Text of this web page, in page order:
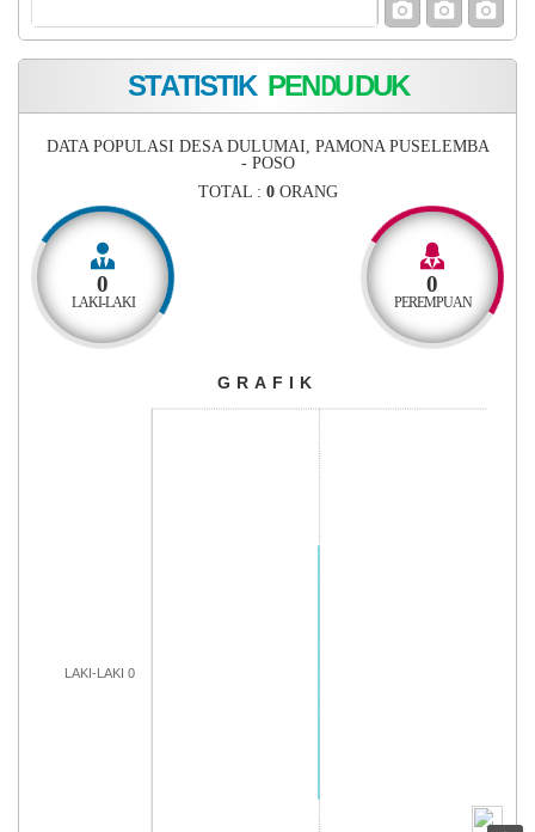
STATISTIK PENDUDUK
DATA POPULASI DESA DULUMAI, PAMONA PUSELEMBA
- POSO
TOTAL : 0ORANG
0
LAKI-LAKI
0
PEREMPUAN
The chart has 1 Y axis displaying Jumlah (Jiwa). Range: -0.5 to
GRAFIK
LAKI-LAKI 0